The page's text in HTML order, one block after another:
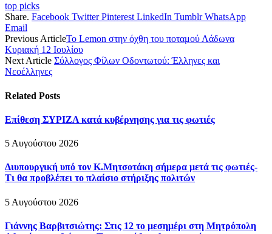
top picks
Share. Facebook Twitter Pinterest LinkedIn Tumblr WhatsApp
Email
Previous ArticleΤο Lemon στην όχθη του ποταμού Λάδωνα
Κυριακή 12 Ιουλίου
Next Article Σύλλογος Φίλων Οδοντωτού: Έλληνες και
Νεοέλληνες
Related Posts
Επίθεση ΣΥΡΙΖΑ κατά κυβέρνησης για τις φωτιές
5 Αυγούστου 2026
Διυπουργική υπό τον Κ.Μητσοτάκη σήμερα μετά τις φωτιές-
Τι θα προβλέπει το πλαίσιο στήριξης πολιτών
5 Αυγούστου 2026
Γιάννης Βαρβιτσιώτης: Στις 12 το μεσημέρι στη Μητρόπολη